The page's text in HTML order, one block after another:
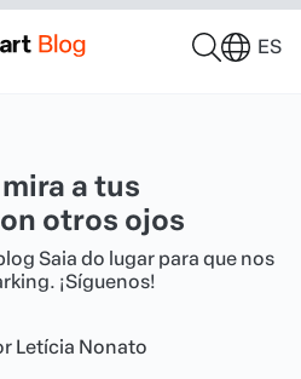
ES
a tus
otros ojos
Saia do lugar para que nos
¡Síguenos!
Letícia Nonato